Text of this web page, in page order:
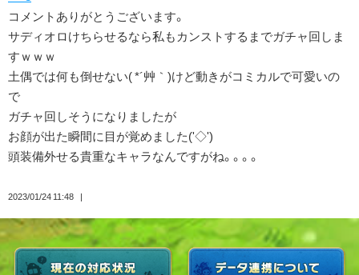
コメントありがとうございます。
サディオロけちらせるなら私もカンストするまでガチャ回しま
すｗｗｗ
土偶では何も倒せない( *´艸｀)けど動きがコミカルで可愛いの
で
ガチャ回しそうになりましたが
お顔が出た瞬間に目が覚めました('◇')ゞ
頭装備外せる貴重なキャラなんですがね。。。。
2023/01/24 11:48